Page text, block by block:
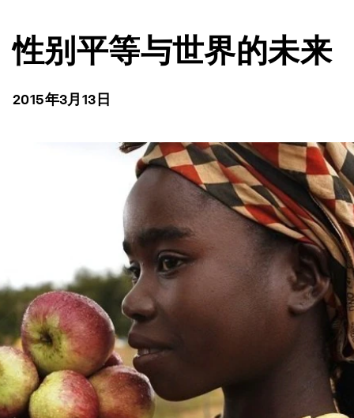
性别平等与世界的未来
2015年3月13日